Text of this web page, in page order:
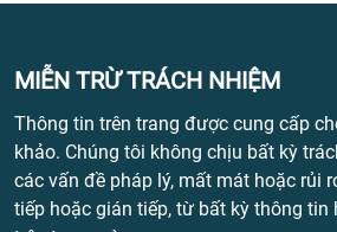
MIỄN TRỪ TRÁCH NHIỆM
Thông tin trên trang được cung cấp
khảo. Chúng tôi không chịu bất kỳ
các vấn đề pháp lý, mất mát hoặc rủi
tiếp hoặc gián tiếp, từ bất kỳ thông tin